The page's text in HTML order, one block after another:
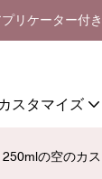
リケーター付
カスタマイズ
250mlの空のカ